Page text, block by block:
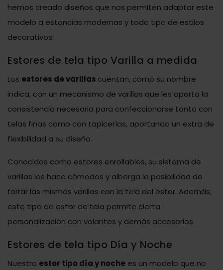
hemos creado diseños que nos permiten adaptar este
modelo a estancias modernas y todo tipo de estilos
decorativos.
Estores de tela tipo Varilla a medida
Los estores de varillas cuentan, como su nombre
indica, con un mecanismo de varillas que les aporta la
consistencia necesaria para confeccionarse tanto con
telas finas como con tapicerías, aportando un extra de
flexibilidad a su diseño.
Conocidos como estores enrollables, su sistema de
varillas los hace cómodos y alberga la posibilidad de
forrar las mismas varillas con la tela del estor. Además,
este tipo de estor de tela permite cierta
personalización con volantes y demás accesorios.
Estores de tela tipo Día y Noche
Nuestro estor tipo día y noche es un modelo que no